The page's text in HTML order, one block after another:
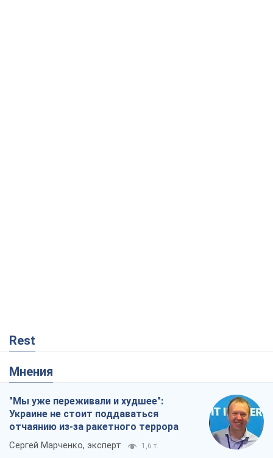
Rest
Мнения
"Мы уже переживали и худшее":
Украине не стоит поддаваться
отчаянию из-за ракетного террора
Сергей Марченко, эксперт 1,6 т.